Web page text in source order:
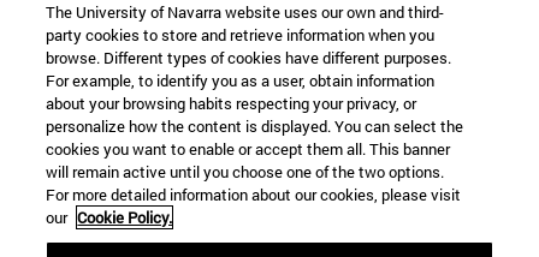
The University of Navarra website uses our own and third-
party cookies to store and retrieve information when you
browse. Different types of cookies have different purposes.
For example, to identify you as a user, obtain information
about your browsing habits respecting your privacy, or
personalize how the content is displayed. You can select the
cookies you want to enable or accept them all. This banner
will remain active until you choose one of the two options.
For more detailed information about our cookies, please visit
our Cookie Policy.